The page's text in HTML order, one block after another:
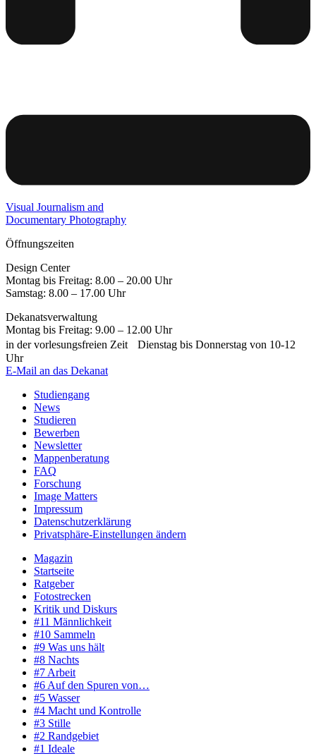
Visual Journalism and
Documentary Photography
Öffnungszeiten
Design Center
Montag bis Freitag: 8.00 – 20.00 Uhr
Samstag: 8.00 – 17.00 Uhr
Dekanatsverwaltung
Montag bis Freitag: 9.00 – 12.00 Uhr
in der vorlesungsfreien Zeit Dienstag bis Donnerstag von 10-12
Uhr
E-Mail an das Dekanat
Studiengang
News
Studieren
Bewerben
Newsletter
Mappenberatung
FAQ
Forschung
Image Matters
Impressum
Datenschutzerklärung
Privatsphäre-Einstellungen ändern
Magazin
Startseite
Ratgeber
Fotostrecken
Kritik und Diskurs
#11 Männlichkeit
#10 Sammeln
#9 Was uns hält
#8 Nachts
#7 Arbeit
#6 Auf den Spuren von…
#5 Wasser
#4 Macht und Kontrolle
#3 Stille
#2 Randgebiet
#1 Ideale